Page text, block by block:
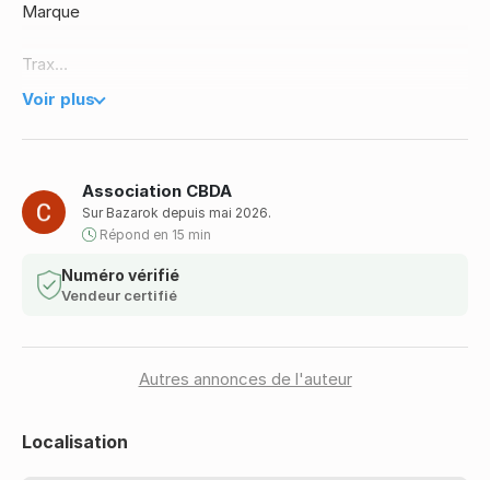
Association CBDA
Sur Bazarok depuis mai 2026.
Répond en 15 min
Numéro vérifié
Vendeur certifié
Autres annonces de l'auteur
Marque
Trax
Modèle
Etat
Date de 1ere immatriculation
10/02/2009
Charge utile
25.5 Tonnes
12.5 Tonnes
PTRA
Voir plus
Localisation